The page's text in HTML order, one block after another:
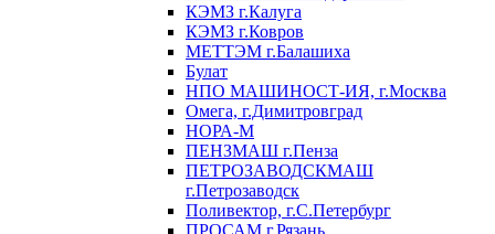
КЭМЗ г.Калуга
КЭМЗ г.Ковров
МЕТТЭМ г.Балашиха
Булат
НПО МАШИНОСТ-ИЯ, г.Москва
Омега, г.Димитровград
НОРА-М
ПЕНЗМАШ г.Пенза
ПЕТРОЗАВОДСКМАШ
г.Петрозаводск
Поливектор, г.С.Петербург
ПРОСАМ г.Рязань